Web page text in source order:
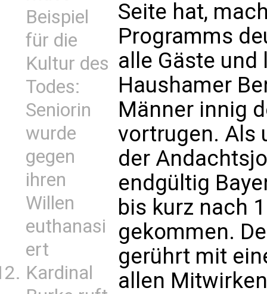
Beispiel
für die
Kultur des
Todes:
Seniorin
wurde
gegen
ihren
Willen
euthanasi
ert
Kardinal
Seite hat,
Programms
alle Gäste
Haushamer
Männer innig
vortrugen. Als
der
endgültig
bis kurz nach
gekommen.
gerührt mit
allen